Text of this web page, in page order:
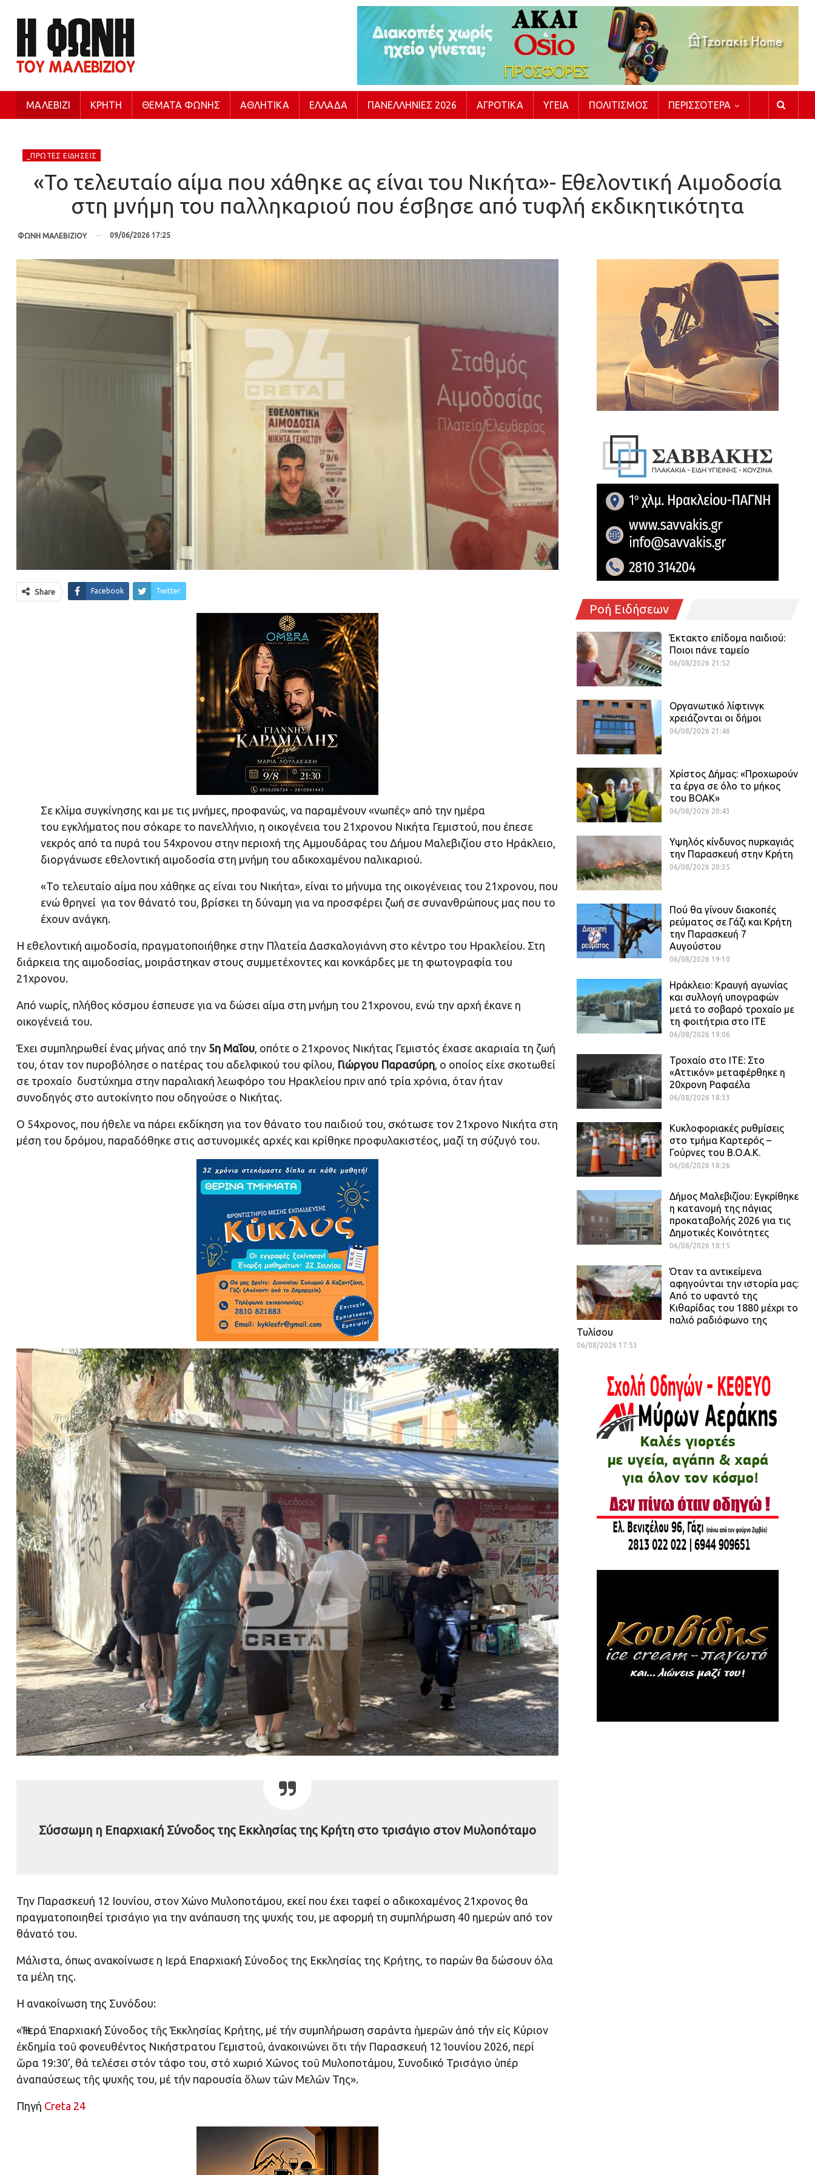
ΜΑΛΕΒΊΖΙ ΚΡΉΤΗ ΘΈΜΑΤΑ ΦΩΝΉΣ ΑΘΛΗΤΙΚΆ ΕΛΛΆΔΑ ΠΑΝΕΛΛΉΝΙΕΣ 2026 ΑΓΡΟΤΙΚΆ ΥΓΕΊΑ ΠΟΛΙΤΙΣΜΌΣ ΠΕΡΙΣΣΌΤΕΡΑ
_ΠΡΏΤΕΣ ΕΙΔΉΣΕΙΣ
«Το τελευταίο αίμα που χάθηκε ας είναι του Νικήτα»- Εθελοντική Αιμοδοσία
στη μνήμη του παλληκαριού που έσβησε από τυφλή εκδικητικότητα
ΦΩΝΗ ΜΑΛΕΒΙΖΙΟΥ 09/06/2026 17:25
Share Facebook Twitter
Σε κλίμα συγκίνησης και με τις μνήμες, προφανώς, να παραμένουν «νωπές» από την ημέρα
του εγκλήματος που σόκαρε το πανελλήνιο, η οικογένεια του 21χρονου Νικήτα Γεμιστού, που έπεσε
νεκρός από τα πυρά του 54χρονου στην περιοχή της Αμμουδάρας του Δήμου Μαλεβιζίου στο Ηράκλειο,
διοργάνωσε εθελοντική αιμοδοσία στη μνήμη του αδικοχαμένου παλικαριού.
«Το τελευταίο αίμα που χάθηκε ας είναι του Νικήτα», είναι το μήνυμα της οικογένειας του 21χρονου, που
ενώ θρηνεί για τον θάνατό του, βρίσκει τη δύναμη για να προσφέρει ζωή σε συνανθρώπους μας που το
έχουν ανάγκη.
Η εθελοντική αιμοδοσία, πραγματοποιήθηκε στην Πλατεία Δασκαλογιάννη στο κέντρο του Ηρακλείου. Στη
διάρκεια της αιμοδοσίας, μοιράστηκαν στους συμμετέχοντες και κονκάρδες με τη φωτογραφία του
21χρονου.
Από νωρίς, πλήθος κόσμου έσπευσε για να δώσει αίμα στη μνήμη του 21χρονου, ενώ την αρχή έκανε η
οικογένειά του.
Έχει συμπληρωθεί ένας μήνας από την 5η Μαΐου, οπότε ο 21χρονος Νικήτας Γεμιστός έχασε ακαριαία τη ζωή
του, όταν τον πυροβόλησε ο πατέρας του αδελφικού του φίλου, Γιώργου Παρασύρη, ο οποίος είχε σκοτωθεί
σε τροχαίο δυστύχημα στην παραλιακή λεωφόρο του Ηρακλείου πριν από τρία χρόνια, όταν ήταν
συνοδηγός στο αυτοκίνητο που οδηγούσε ο Νικήτας.
Ο 54χρονος, που ήθελε να πάρει εκδίκηση για τον θάνατο του παιδιού του, σκότωσε τον 21χρονο Νικήτα στη
μέση του δρόμου, παραδόθηκε στις αστυνομικές αρχές και κρίθηκε προφυλακιστέος, μαζί τη σύζυγό του.
Σύσσωμη η Επαρχιακή Σύνοδος της Εκκλησίας της Κρήτη στο τρισάγιο στον Μυλοπόταμο
Την Παρασκευή 12 Ιουνίου, στον Χώνο Μυλοποτάμου, εκεί που έχει ταφεί ο αδικοχαμένος 21χρονος θα
πραγματοποιηθεί τρισάγιο για την ανάπαυση της ψυχής του, με αφορμή τη συμπλήρωση 40 ημερών από τον
θάνατό του.
Μάλιστα, όπως ανακοίνωσε η Ιερά Επαρχιακή Σύνοδος της Εκκλησίας της Κρήτης, το παρών θα δώσουν όλα
τα μέλη της.
Η ανακοίνωση της Συνόδου:
«Ἡ Ἱερά Ἐπαρχιακή Σύνοδος τῆς Ἐκκλησίας Κρήτης, μέ τήν συμπλήρωση σαράντα ἡμερῶν ἀπό τήν εἰς Κύριον
ἐκδημία τοῦ φονευθέντος Νικήστρατου Γεμιστοῦ, ἀνακοινώνει ὅτι τήν Παρασκευή 12 Ἰουνίου 2026, περί
ὥρα 19:30’, θά τελέσει στόν τάφο του, στό χωριό Χῶνος τοῦ Μυλοποτάμου, Συνοδικό Τρισάγιο ὑπέρ
ἀναπαύσεως τῆς ψυχῆς του, μέ τήν παρουσία ὅλων τῶν Μελῶν Της».
Πηγή Creta 24
Ροή Ειδήσεων
Έκτακτο επίδομα παιδιού:
Ποιοι πάνε ταμείο
06/08/2026 21:52
Οργανωτικό λίφτινγκ
χρειάζονται οι δήμοι
06/08/2026 21:46
Χρίστος Δήμας: «Προχωρούν
τα έργα σε όλο το μήκος
του ΒΟΑΚ»
06/08/2026 20:43
Υψηλός κίνδυνος πυρκαγιάς
την Παρασκευή στην Κρήτη
06/08/2026 20:35
Πού θα γίνουν διακοπές
ρεύματος σε Γάζι και Κρήτη
την Παρασκευή 7
Αυγούστου
06/08/2026 19:10
Ηράκλειο: Κραυγή αγωνίας
και συλλογή υπογραφών
μετά το σοβαρό τροχαίο με
τη φοιτήτρια στο ΙΤΕ
06/08/2026 19:06
Τροχαίο στο ΙΤΕ: Στο
«Αττικόν» μεταφέρθηκε η
20χρονη Ραφαέλα
06/08/2026 18:33
Κυκλοφοριακές ρυθμίσεις
στο τμήμα Καρτερός –
Γούρνες του Β.Ο.Α.Κ.
06/08/2026 18:26
Δήμος Μαλεβιζίου: Εγκρίθηκε
η κατανομή της πάγιας
προκαταβολής 2026 για τις
Δημοτικές Κοινότητες
06/08/2026 18:15
Όταν τα αντικείμενα
αφηγούνται την ιστορία μας:
Από το υφαντό της
Κιθαρίδας του 1880 μέχρι το
παλιό ραδιόφωνο της
Τυλίσου
06/08/2026 17:53